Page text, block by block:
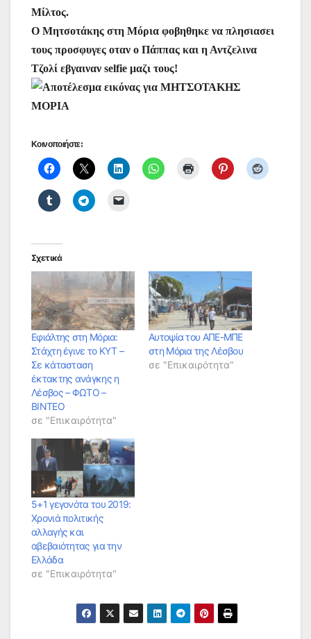
Μίλτος.
Ο Μητσοτάκης στη Μόρια φοβηθηκε να πλησιασει
τους προσφυγες οταν ο Πάππας και η Αντζελινα
Τζολί εβγαιναν selfie μαζι τους!
Κοινοποιήστε:
Σχετικά
Εφιάλτης στη Μόρια:
Στάχτη έγινε το ΚΥΤ –
Σε κάτασταση
έκτακτης ανάγκης η
Λέσβος – ΦΩΤΟ –
ΒΙΝΤΕΟ
σε "Επικαιρότητα"
Αυτοψία του ΑΠΕ-ΜΠΕ
στη Μόρια της Λέσβου
σε "Επικαιρότητα"
5+1 γεγονότα του 2019:
Χρονιά πολιτικής
αλλαγής και
αβεβαιότητας για την
Ελλάδα
σε "Επικαιρότητα"